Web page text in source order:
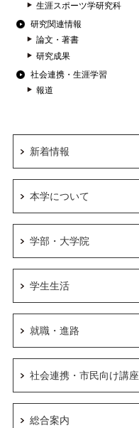
生涯スポーツ学研究科
研究関連情報
論文・著書
研究成果
社会連携・生涯学習
報道
新着情報
本学について
学部・大学院
学生生活
就職・進路
社会連携・市民向け講座
総合案内